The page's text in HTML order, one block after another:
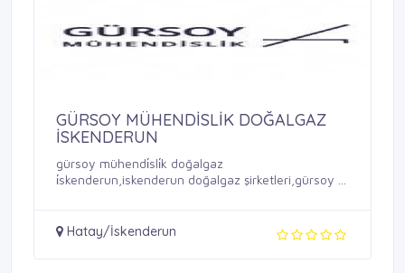
GÜRSOY MÜHENDİSLİK DOĞALGAZ
İSKENDERUN
gürsoy mühendi̇sli̇k doğalgaz
i̇skenderun,iskenderun doğalgaz şirketleri,gürsoy ...
Hatay/İskenderun